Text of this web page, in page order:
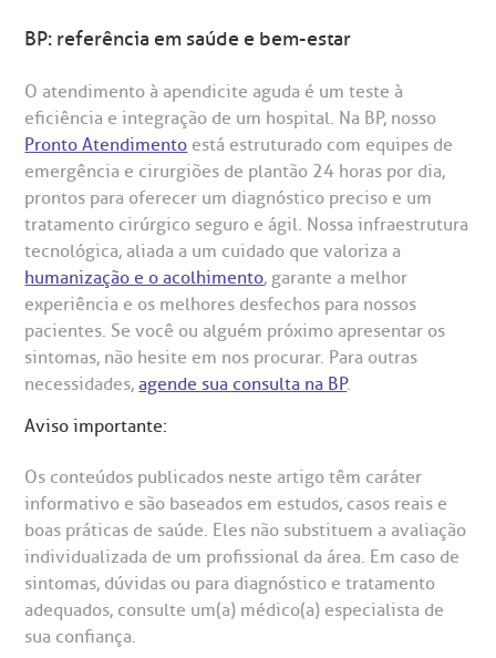
BP: referência em saúde e bem-estar
O atendimento à apendicite aguda é um teste à
eficiência e integração de um hospital. Na BP, nosso
Pronto Atendimento está estruturado com equipes de
emergência e cirurgiões de plantão 24 horas por dia,
prontos para oferecer um diagnóstico preciso e um
tratamento cirúrgico seguro e ágil. Nossa infraestrutura
tecnológica, aliada a um cuidado que valoriza a
humanização e o acolhimento, garante a melhor
experiência e os melhores desfechos para nossos
pacientes. Se você ou alguém próximo apresentar os
sintomas, não hesite em nos procurar. Para outras
necessidades,agende sua consulta na BP.
Aviso importante:
Os conteúdos publicados neste artigo têm caráter
informativo e são baseados em estudos, casos reais e
boas práticas de saúde. Eles não substituem a avaliação
individualizada de um profissional da área. Em caso de
sintomas, dúvidas ou para diagnóstico e tratamento
adequados, consulte um(a) médico(a) especialista de
sua confiança.